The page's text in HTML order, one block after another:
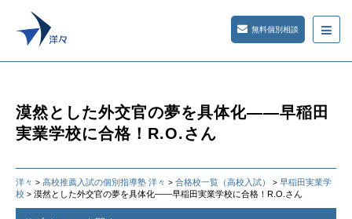
無料個別相談
漠然とした外交官の夢を具体化――早稲田
実業学校に合格！R.O.さん
洋々 > 高校推薦入試の個別指導塾 洋々 > 合格校一覧（高校入試） > 早稲田実業学
校 > 漠然とした外交官の夢を具体化――早稲田実業学校に合格！R.O.さん